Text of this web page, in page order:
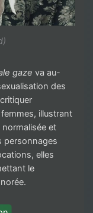
gaze va au-
des
illustrant
et
personnages
elles
le